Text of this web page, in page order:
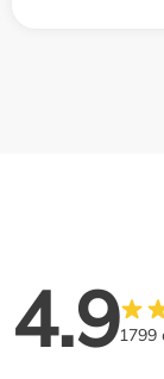
4.91799